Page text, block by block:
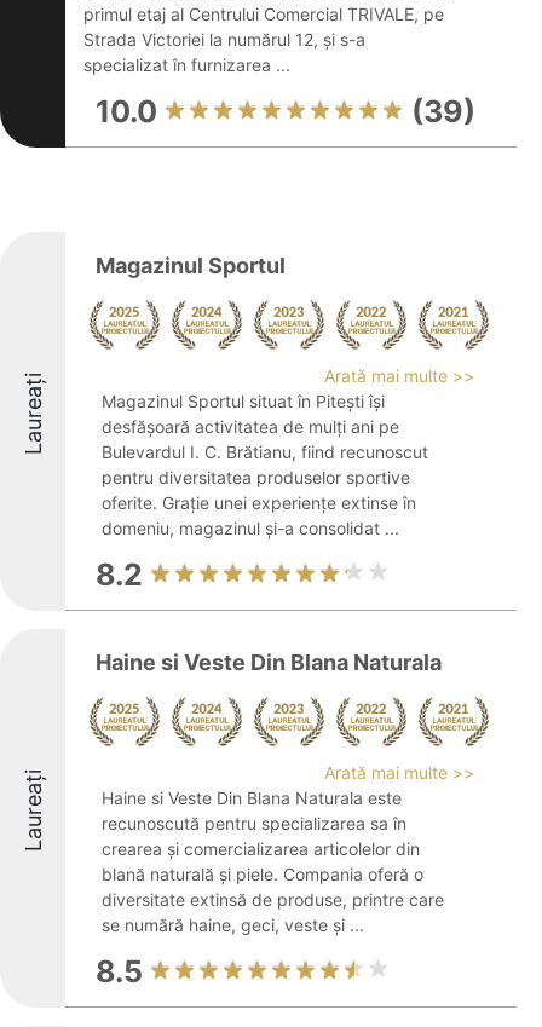
primul etaj al Centrului Comercial TRIVALE, pe
Strada Victoriei la numărul 12, și s-a
specializat în furnizarea ...
10.0 (39)
Laureați
Magazinul Sportul
Arată mai multe >>
Magazinul Sportul situat în Pitești își
desfășoară activitatea de mulți ani pe
Bulevardul I. C. Brătianu, fiind recunoscut
pentru diversitatea produselor sportive
oferite. Grație unei experiențe extinse în
domeniu, magazinul și-a consolidat ...
8.2
Laureați
Haine si Veste Din Blana Naturala
Arată mai multe >>
Haine si Veste Din Blana Naturala este
recunoscută pentru specializarea sa în
crearea și comercializarea articolelor din
blană naturală și piele. Compania oferă o
diversitate extinsă de produse, printre care
se numără haine, geci, veste și ...
8.5